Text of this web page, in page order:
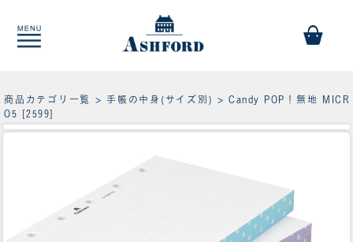
商品カテゴリ一覧 > 手帳の中身(サイズ別)
> Candy POP！無地 MICR
O5 [2599]